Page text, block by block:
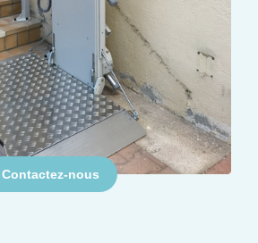
Contactez-nous